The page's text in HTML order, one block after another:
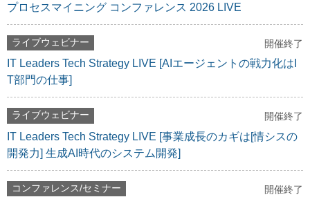
プロセスマイニング コンファレンス 2026 LIVE
ライブウェビナー 開催終了
IT Leaders Tech Strategy LIVE [AIエージェントの戦力化はI
T部門の仕事]
ライブウェビナー 開催終了
IT Leaders Tech Strategy LIVE [事業成長のカギは[情シスの
開発力] 生成AI時代のシステム開発]
コンファレンス/セミナー 開催終了